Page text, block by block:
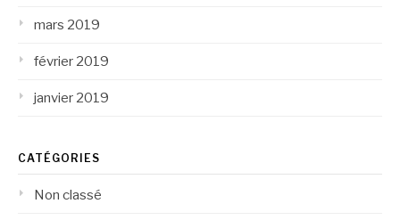
mars 2019
février 2019
janvier 2019
CATÉGORIES
Non classé